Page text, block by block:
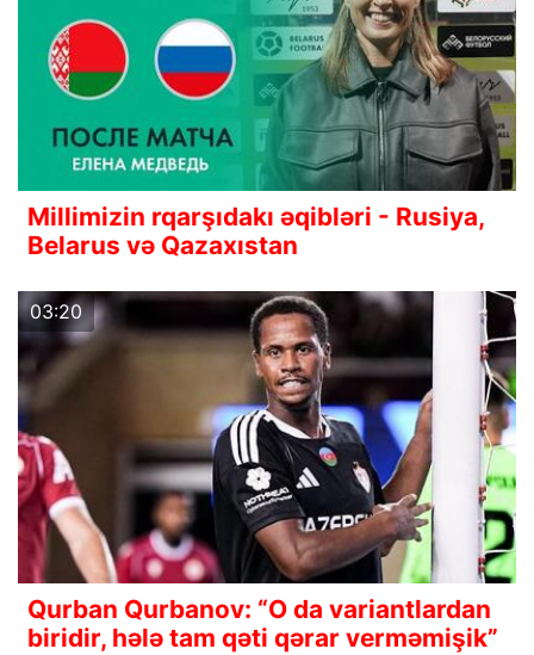
Millimizin rqarşıdakı əqibləri - Rusiya,
Belarus və Qazaxıstan
03:20
Qurban Qurbanov: “O da variantlardan
biridir, hələ tam qəti qərar verməmişik”